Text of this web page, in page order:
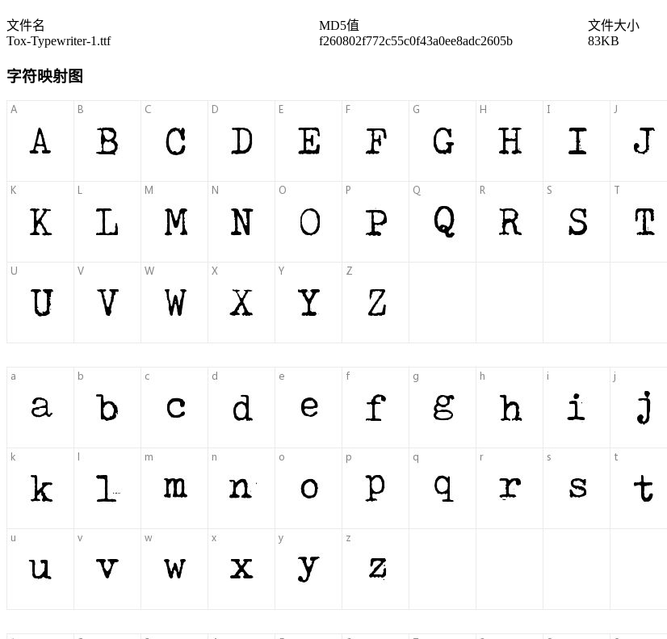
文件名 MD5值
文件大小
Tox-Typewriter-1.ttf
f260802f772c55c0f43a0ee8adc2605b 83KB
字符映射图